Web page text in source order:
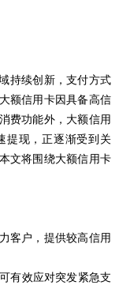
持续创新，支付方式
额信用卡因具备高信
费功能外，大额信用
提现，正逐渐受到关
文将围绕大额信用卡
客户，提供较高信用
有效应对突发紧急支